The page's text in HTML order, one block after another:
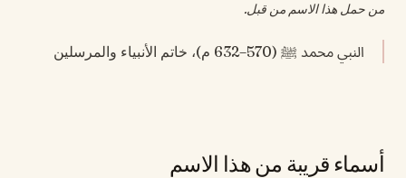
من حمل هذا الاسم من قبل.
النبي محمد ﷺ (570–632 م)، خاتم الأنبياء والمرسلين
أسماء قريبة من هذا الاسم